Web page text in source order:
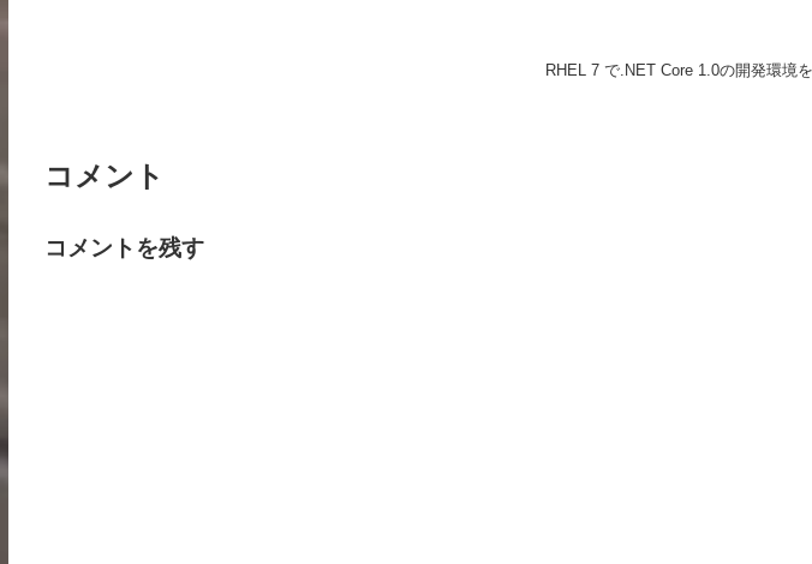
RHEL 7 で.NET Core 1.0の開発環境
コメント
コメントを残す